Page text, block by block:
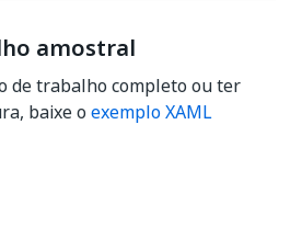
amostral
de trabalho completo ou ter
baixe o exemplo XAML